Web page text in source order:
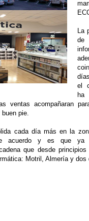
el
ventas acompañaran
pie.
cada día más en la
acuerdo y es que ya
que desde
Motril, Almería y dos